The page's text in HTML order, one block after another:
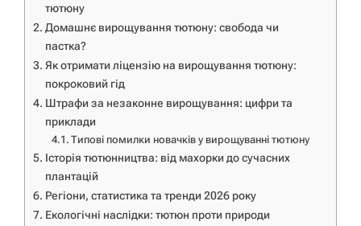
тютюну
Домашнє вирощування тютюну: свобода чи
пастка?
Як отримати ліцензію на вирощування тютюну:
покроковий гід
Штрафи за незаконне вирощування: цифри та
приклади
Типові помилки новачків у вирощуванні тютюну
Історія тютюнництва: від махорки до сучасних
плантацій
Регіони, статистика та тренди 2026 року
Екологічні наслідки: тютюн проти природи